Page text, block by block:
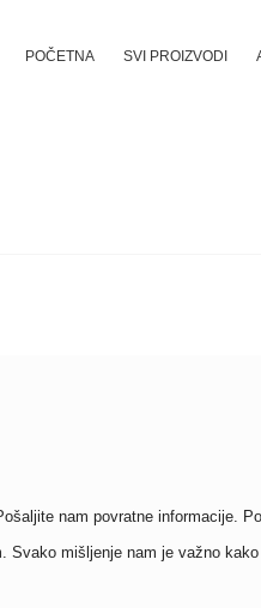
POČETNA SVI PROIZVODI
nam povratne informacije.
Svako mišljenje nam je važno